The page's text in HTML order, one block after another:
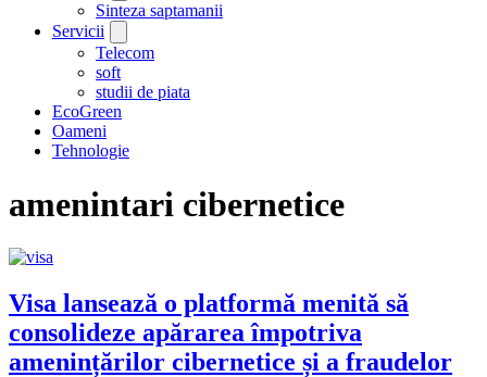
Sinteza saptamanii
Servicii
Telecom
soft
studii de piata
EcoGreen
Oameni
Tehnologie
amenintari cibernetice
Visa lansează o platformă menită să
consolideze apărarea împotriva
amenințărilor cibernetice și a fraudelor